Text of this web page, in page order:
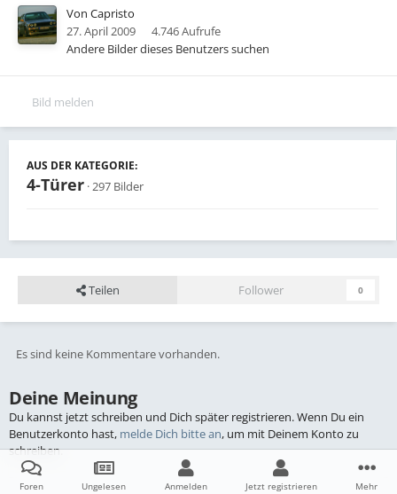
Von Capristo
27. April 2009
4.746 Aufrufe
Andere Bilder dieses Benutzers suchen
Bild melden
AUS DER KATEGORIE:
4-Türer · 297 Bilder
Teilen Follower 0
Es sind keine Kommentare vorhanden.
Deine Meinung
Du kannst jetzt schreiben und Dich später registrieren. Wenn Du ein
Benutzerkonto hast, melde Dich bitte an, um mit Deinem Konto zu
schreiben.
Foren Ungelesen Anmelden Jetzt registrieren Mehr